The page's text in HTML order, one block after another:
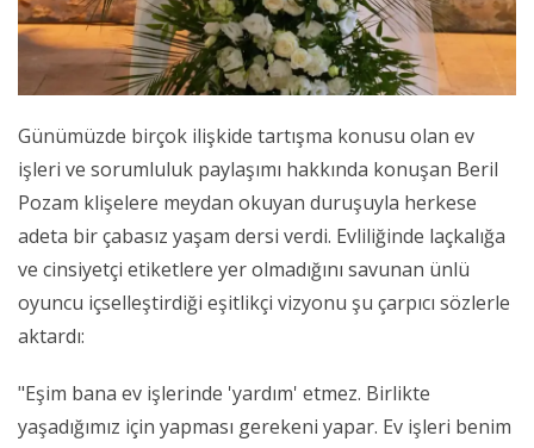
Günümüzde birçok ilişkide tartışma konusu olan ev
işleri ve sorumluluk paylaşımı hakkında konuşan Beril
Pozam klişelere meydan okuyan duruşuyla herkese
adeta bir çabasız yaşam dersi verdi. Evliliğinde laçkalığa
ve cinsiyetçi etiketlere yer olmadığını savunan ünlü
oyuncu içselleştirdiği eşitlikçi vizyonu şu çarpıcı sözlerle
aktardı:
"Eşim bana ev işlerinde 'yardım' etmez. Birlikte
yaşadığımız için yapması gerekeni yapar. Ev işleri benim